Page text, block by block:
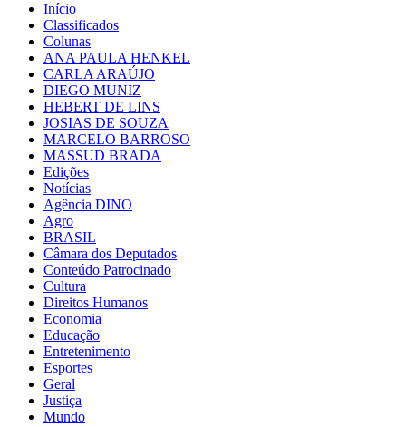
Início
Classificados
Colunas
ANA PAULA HENKEL
CARLA ARAÚJO
DIEGO MUNIZ
HEBERT DE LINS
JOSIAS DE SOUZA
MARCELO BARROSO
MASSUD BRADA
Edições
Notícias
Agência DINO
Agro
BRASIL
Câmara dos Deputados
Conteúdo Patrocinado
Cultura
Direitos Humanos
Economia
Educação
Entretenimento
Esportes
Geral
Justiça
Mundo